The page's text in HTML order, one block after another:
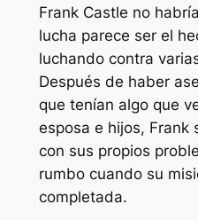
Frank Castle no
lucha parece ser el
luchando contra
Después de haber
que tenían algo que
esposa e hijos, Frank
con sus propios
rumbo cuando su
completada.